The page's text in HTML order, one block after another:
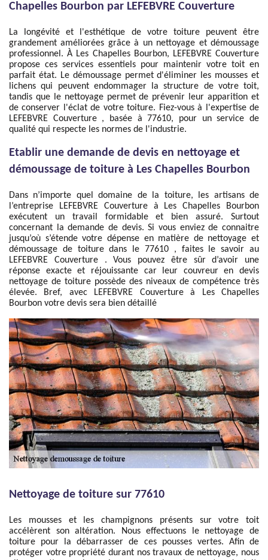
Chapelles Bourbon par LEFEBVRE Couverture
La longévité et l'esthétique de votre toiture peuvent être
grandement améliorées grâce à un nettoyage et démoussage
professionnel. À Les Chapelles Bourbon, LEFEBVRE Couverture
propose ces services essentiels pour maintenir votre toit en
parfait état. Le démoussage permet d'éliminer les mousses et
lichens qui peuvent endommager la structure de votre toit,
tandis que le nettoyage permet de prévenir leur apparition et
de conserver l'éclat de votre toiture. Fiez-vous à l'expertise de
LEFEBVRE Couverture , basée à 77610, pour un service de
qualité qui respecte les normes de l'industrie.
Etablir une demande de devis en nettoyage et
démoussage de toiture à Les Chapelles Bourbon
Dans n’importe quel domaine de la toiture, les artisans de
l’entreprise LEFEBVRE Couverture à Les Chapelles Bourbon
exécutent un travail formidable et bien assuré. Surtout
concernant la demande de devis. Si vous enviez de connaitre
jusqu’où s’étende votre dépense en matière de nettoyage et
démoussage de toiture dans le 77610 , faites le savoir au
LEFEBVRE Couverture . Vous pouvez être sûr d’avoir une
réponse exacte et réjouissante car leur couvreur en devis
nettoyage de toiture possède des niveaux de compétence très
élevée. Bref, avec LEFEBVRE Couverture à Les Chapelles
Bourbon votre devis sera bien détaillé
Nettoyage de toiture sur 77610
Les mousses et les champignons présents sur votre toit
accélèrent son altération. Nous effectuons le nettoyage de
toiture pour la débarrasser de ces pousses vertes. Afin de
protéger votre propriété durant nos travaux de nettoyage, nous